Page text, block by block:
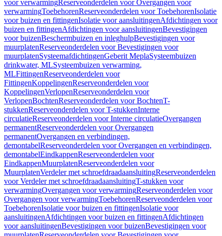
voor verwarmingReserveonderdelen voor Overgangen voor
verwarmingToebehorenReserveonderdelen voor ToebehorenIsolatie
voor buizen en fittingenIsolatie voor aansluitingenAfdichtingen voor
buizen en fittingenAfdichtingen voor aansluitingenBevestigingen
voor buizenBeschermbuizen en inleghulpBevestigingen voor
muurplatenReserveonderdelen voor Bevestigingen voor
muurplatenSysteemafdichtingenGeberit MeplaSysteembuizen
drinkwater, MLSysteembuizen verwarming,
MLFittingenReserveonderdelen voor
FittingenKoppelingenReserveonderdelen voor
KoppelingenVerlopenReserveonderdelen voor
VerlopenBochtenReserveonderdelen voor BochtenT-
stukkenReserveonderdelen voor T-stukkenInterne
circulatieReserveonderdelen voor Interne circulatieOvergangen
permanentReserveonderdelen voor Overgangen
permanentOvergangen en verbindingen,
demontabelReserveonderdelen voor Overgangen en verbindingen,
demontabelEindkappenReserveonderdelen voor
EindkappenMuurplatenReserveonderdelen voor
MuurplatenVerdeler met schroefdraadaansluitingReserveonderdelen
voor Verdeler met schroefdraadaansluitingT-stukken voor
verwarmingOvergangen voor verwarmingReserveonderdelen voor
Overgangen voor verwarmingToebehorenReserveonderdelen voor
ToebehorenIsolatie voor buizen en fittingenIsolatie voor
aansluitingenAfdichtingen voor buizen en fittingenAfdichtingen
voor aansluitingenBevestigingen voor buizenBevestigingen voor